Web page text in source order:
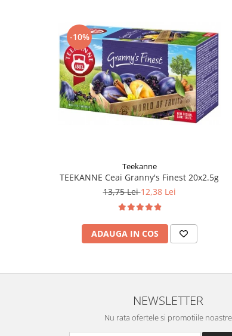
-10%
Teekanne
TEEKANNE Ceai Granny's Finest 20x2.5g
13,75 Lei12,38 Lei
ADAUGA IN COS
NEWSLETTER
Nu rata ofertele si promotiile noastre